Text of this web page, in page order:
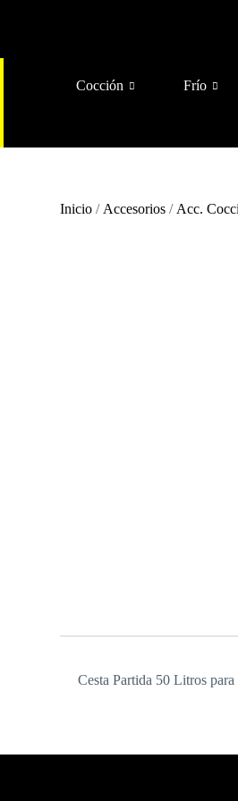
Cocción Frío
Inicio / Accesorios / Acc.
Cesta Partida 50 Litros